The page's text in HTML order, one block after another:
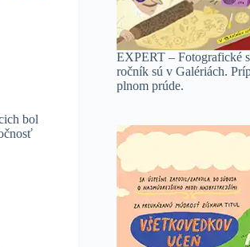
bol
EXPERT – Fotografické
ročník sú v Galériách.
plnom prúde.